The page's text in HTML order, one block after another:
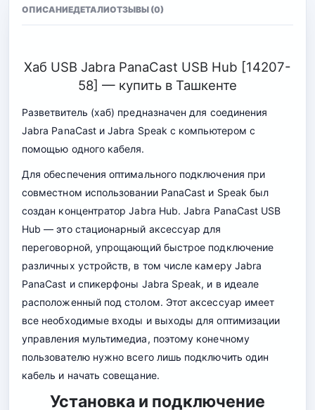
ОПИСАНИЕДЕТАЛИОТЗЫВЫ (0)
Хаб USB Jabra PanaCast USB Hub [14207-
58] — купить в Ташкенте
Разветвитель (хаб) предназначен для соединения
Jabra PanaCast и Jabra Speak с компьютером с
помощью одного кабеля.
Для обеспечения оптимального подключения при
совместном использовании PanaCast и Speak был
создан концентратор Jabra Hub. Jabra PanaCast USB
Hub — это стационарный аксессуар для
переговорной, упрощающий быстрое подключение
различных устройств, в том числе камеру Jabra
PanaCast и спикерфоны Jabra Speak, и в идеале
расположенный под столом. Этот аксессуар имеет
все необходимые входы и выходы для оптимизации
управления мультимедиа, поэтому конечному
пользователю нужно всего лишь подключить один
кабель и начать совещание.
Установка и подключение